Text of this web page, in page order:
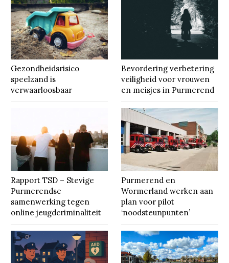
Gezondheidsrisico
speelzand is
verwaarloosbaar
Bevordering verbetering
veiligheid voor vrouwen
en meisjes in Purmerend
Rapport TSD – Stevige
Purmerendse
samenwerking tegen
online jeugdcriminaliteit
Purmerend en
Wormerland werken aan
plan voor pilot
‘noodsteunpunten’